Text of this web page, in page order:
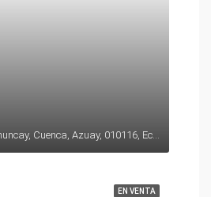
EN VENTA